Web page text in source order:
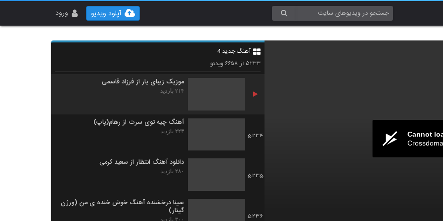
ورود آپلود ویدیو
Cannot
آهنگ جدید 4
۵۲۳۳ از ۶۶۵۸ویدئو
5232
حمید هیراد آهنگ خوشم میاد
موزیک زیبای یار از فرزاد قاسمی
۲۱۴ بازدید
5234
آهنگ چیه توی سرت از رهام(پاپ)
۲۲۳ بازدید
5235
دانلود آهنگ انتظار از سعید کرمی
۲۸۰ بازدید
5236
سینا درخشنده آهنگ خوش خنده ی من (ورژن
گیتار)
۳۰۰ بازدید